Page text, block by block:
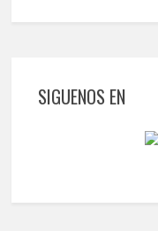
SIGUENOS EN